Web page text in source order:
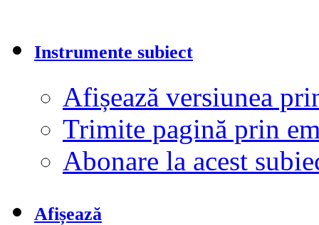
Instrumente subiect
Afișează versiunea
Trimite pagină prin
Abonare la acest
Afișează